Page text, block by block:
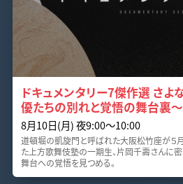
ドキュメンタリー7傑作選 さ
優たちの別れと覚悟の舞台裏～
8月10日(月) 夜9:00〜10:00
道頓堀の凱旋門と呼ばれた大阪松竹座が５
た上方歌舞伎塾の一期生、片岡千壽さんに密
舞台への覚悟を見つめる。